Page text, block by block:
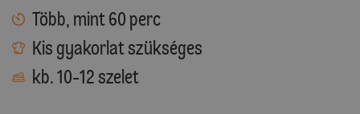
Több, mint 60 perc
Kis gyakorlat szükséges
kb. 10-12 szelet